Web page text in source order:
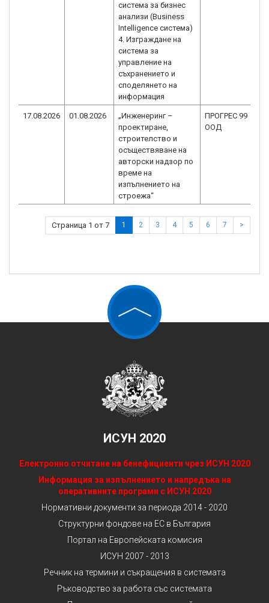
система за бизнес
анализи (Business
Intelligence система)
4. Изграждане на
система за
управление на
съхранението и
споделянето на
информация
17.08.2026 01.08.2026
„Инженеринг –
проектиране,
строителство и
осъществяване на
авторски надзор по
време на
изпълнението на
строежа“
ПРОГРЕС 99
ООД
Страница 1 от 7 1 2 3 4 5 6 7 >
ИСУН 2020
Електронно отчитане на бенефициенти чрез ИСУН 2020
Информация за изпълнението и напредъка на
оперативните програми с ИСУН 2020
Нормативни документи за периода 2014 - 2020
Структурни фондове на ЕС в България
Портал на Европейската комисия
ИСУН 2007 - 2013
Речник на термини и съкращения в системата
Ръководство за работа със системата